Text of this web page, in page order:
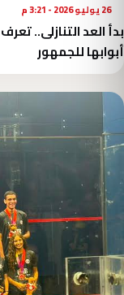
26 يوليو 2026 - 3:21 م
بدأ العد التنازلى..
أبوابها للجمهور